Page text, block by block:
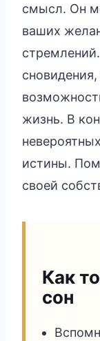
смысл. Он
ваших
жизнь. В
истины.
своей
Как
сон